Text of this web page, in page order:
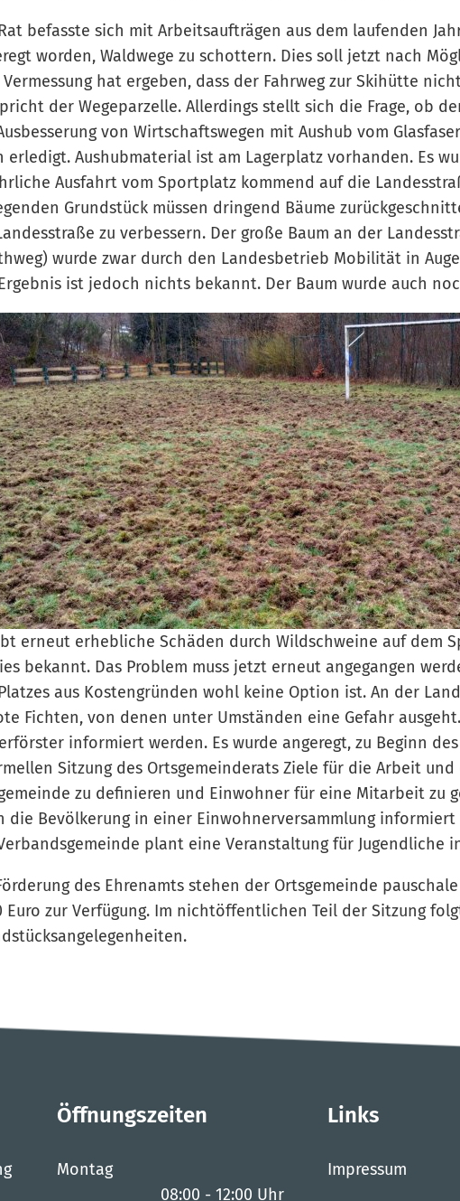
befasste sich mit Arbeitsaufträgen aus dem laufenden
worden, Waldwege zu schottern. Dies soll jetzt nach
Vermessung hat ergeben, dass der Fahrweg zur Skihütte
der Wegeparzelle. Allerdings stellt sich die Frage, ob
von Wirtschaftswegen mit Aushub vom
erledigt. Aushubmaterial ist am Lagerplatz vorhanden. Es
Ausfahrt vom Sportplatz kommend auf die
Grundstück müssen dringend Bäume
zu verbessern. Der große Baum an der
wurde zwar durch den Landesbetrieb Mobilität in
ist jedoch nichts bekannt. Der Baum wurde auch
erneut erhebliche Schäden durch Wildschweine auf dem
bekannt. Das Problem muss jetzt erneut angegangen
aus Kostengründen wohl keine Option ist. An der
Fichten, von denen unter Umständen eine Gefahr
informiert werden. Es wurde angeregt, zu Beginn
Sitzung des Ortsgemeinderats Ziele für die Arbeit
zu definieren und Einwohner für eine Mitarbeit zu
die Bevölkerung in einer Einwohnerversammlung informiert
plant eine Veranstaltung für Jugendliche
des Ehrenamts stehen der Ortsgemeinde
Euro zur Verfügung. Im nichtöffentlichen Teil der Sitzung
Öffnungszeiten
Montag
08:00 - 12:00 Uhr
Links
Impressum